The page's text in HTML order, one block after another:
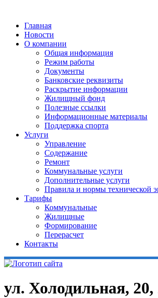
Главная
Новости
О компании
Общая информация
Режим работы
Документы
Банковские реквизиты
Раскрытие информации
Жилищный фонд
Полезные ссылки
Информационные материалы
Поддержка спорта
Услуги
Управление
Содержание
Ремонт
Коммунальные услуги
Дополнительные услуги
Правила и нормы технической
Тарифы
Коммунальные
Жилищные
Формирование
Перерасчет
Контакты
ул. Холодильная,